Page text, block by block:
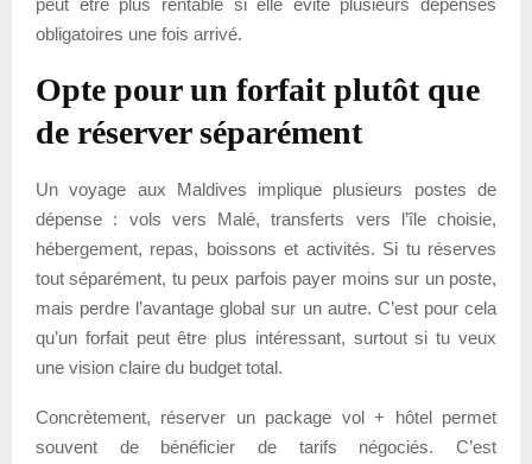
obligatoires une fois arrivé.
Opte pour un forfait plutôt que
de réserver séparément
Un voyage aux Maldives implique plusieurs postes de
dépense : vols vers Malé, transferts vers l’île choisie,
hébergement, repas, boissons et activités. Si tu réserves
tout séparément, tu peux parfois payer moins sur un poste,
mais perdre l’avantage global sur un autre. C’est pour cela
qu’un forfait peut être plus intéressant, surtout si tu veux
une vision claire du budget total.
Concrètement, réserver un package vol + hôtel permet
souvent de bénéficier de tarifs négociés. C’est